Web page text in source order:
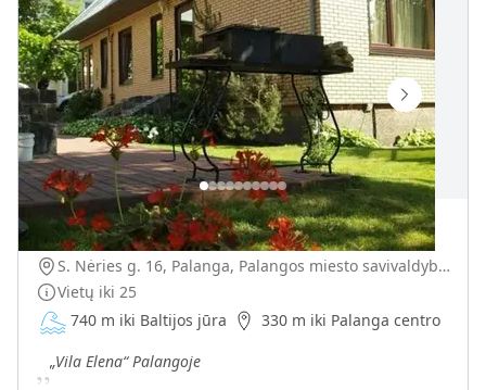
„Vila Elena“
S. Nėries g. 16, Palanga, Palangos miesto savivaldybė, Lietuva
Vietų iki 25
740 m iki Baltijos jūra
330 m iki Palanga centro
„„Vila Elena“ Palangoje